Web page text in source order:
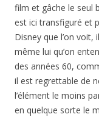
film et gâche le seul
est ici transfiguré et
Disney que l’on voit,
même lui qu’on
des années 60,
il est regrettable de
l’élément le moins
en quelque sorte le